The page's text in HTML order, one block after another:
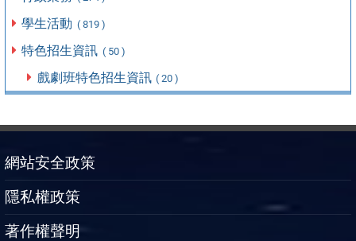
學生活動 ( 819 )
特色招生資訊 ( 50 )
戲劇班特色招生資訊 ( 20 )
網站安全政策
隱私權政策
著作權聲明